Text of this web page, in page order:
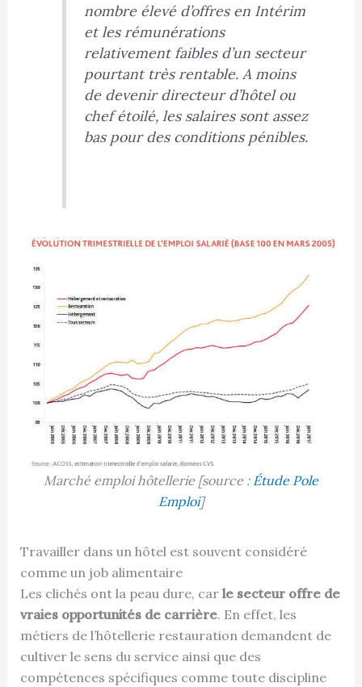
nombre élevé d’offres en Intérim
et les rémunérations
relativement faibles d’un secteur
pourtant très rentable. A moins
de devenir directeur d’hôtel ou
chef étoilé, les salaires sont assez
bas pour des conditions pénibles.
Marché emploi hôtellerie [source : Étude Pole
Emploi]
Travailler dans un hôtel est souvent considéré
comme un job alimentaire
Les clichés ont la peau dure, car le secteur offre de
vraies opportunités de carrière. En effet, les
métiers de l’hôtellerie restauration demandent de
cultiver le sens du service ainsi que des
compétences spécifiques comme toute discipline